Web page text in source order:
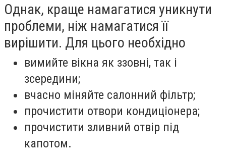
Однак, краще намагатися уникнути
проблеми, ніж намагатися її
вирішити. Для цього необхідно
вимийте вікна як ззовні, так і
зсередини;
вчасно міняйте салонний фільтр;
прочистити отвори кондиціонера;
прочистити зливний отвір під
капотом.